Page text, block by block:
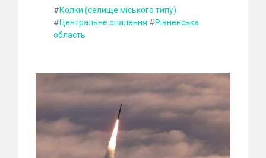
#Колки (селище міського типу)
#Центральне опалення #Рівненська
область